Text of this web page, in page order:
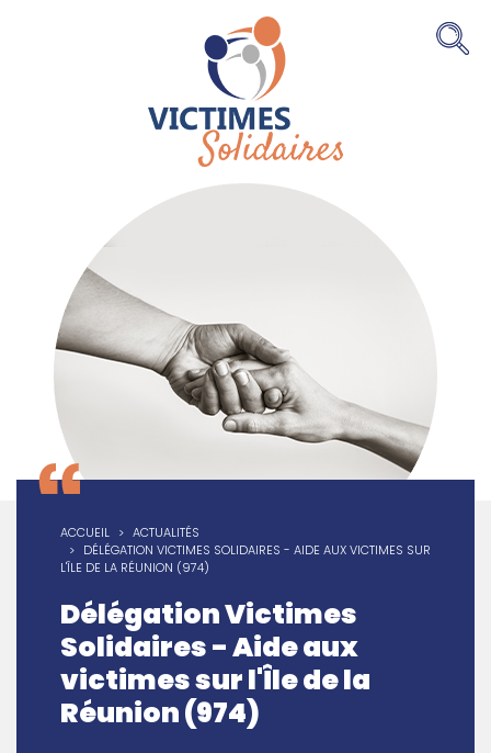
ACCUEIL
ACTUALITÉS
DÉLÉGATION VICTIMES SOLIDAIRES - AIDE AUX VICTIMES SUR
L'ÎLE DE LA RÉUNION (974)
Délégation Victimes
Solidaires - Aide aux
victimes sur l'Île de la
Réunion (974)